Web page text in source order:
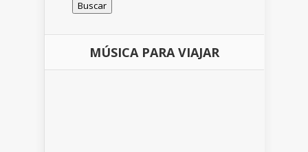
MÚSICA PARA VIAJAR